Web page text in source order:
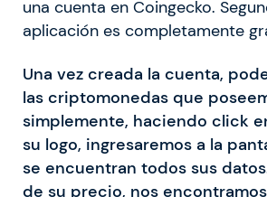
una cuenta en Coingecko.
aplicación es completamente
Una vez creada la cuenta,
las criptomonedas que
simplemente, haciendo click
su logo, ingresaremos a la
se encuentran todos sus
de su precio, nos